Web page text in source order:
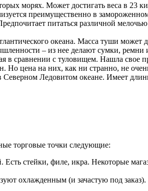
морях. Может достигать веса в 23
преимущественно в
питаться различной
океана. Масса туши может
– из нее делают сумки, ремни
в сравнении с туловищем. Нашла
Но цена на них, как ни странно, не
Северном Ледовитом океане. Имеет
торговые точки следующие:
стейки, филе, икра. Некоторые
охлажденным (и зачастую под